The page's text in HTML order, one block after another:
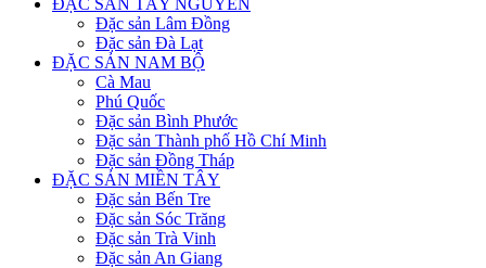
Đặc sản Lâm Đồng
Đặc sản Đà Lạt
ĐẶC SẢN NAM BỘ
Cà Mau
Phú Quốc
Đặc sản Bình Phước
Đặc sản Thành phố Hồ Chí Minh
Đặc sản Đồng Tháp
ĐẶC SẢN MIỀN TÂY
Đặc sản Bến Tre
Đặc sản Sóc Trăng
Đặc sản Trà Vinh
Đặc sản An Giang